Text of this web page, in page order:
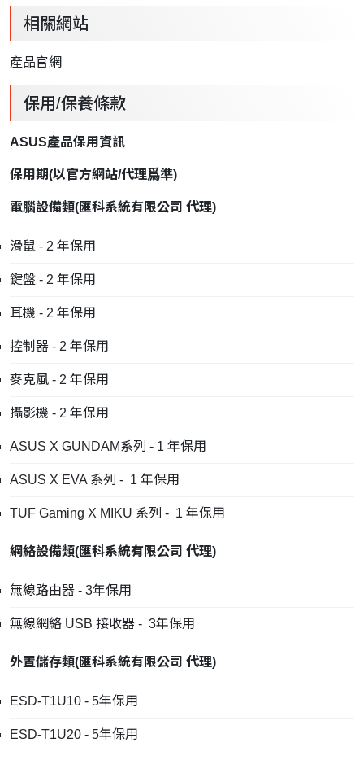
相關網站
產品官網
保用/保養條款
ASUS產品保用資訊
保用期(以官方網站/代理爲準)
電腦設備類(匯科系統有限公司 代理)
滑鼠 - 2 年保用
鍵盤 - 2 年保用
耳機 - 2 年保用
控制器 - 2 年保用
麥克風 - 2 年保用
攝影機 - 2 年保用
ASUS X GUNDAM系列 - 1 年保用
ASUS X EVA 系列 - 1 年保用
TUF Gaming X MIKU 系列 - 1 年保用
網絡設備類(匯科系統有限公司 代理)
無線路由器 - 3年保用
無線網絡 USB 接收器 - 3年保用
外置儲存類(匯科系統有限公司 代理)
ESD-T1U10 - 5年保用
ESD-T1U20 - 5年保用